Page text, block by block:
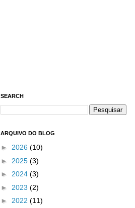
SEARCH
ARQUIVO DO BLOG
► 2026 (10)
► 2025 (3)
► 2024 (3)
► 2023 (2)
► 2022 (11)